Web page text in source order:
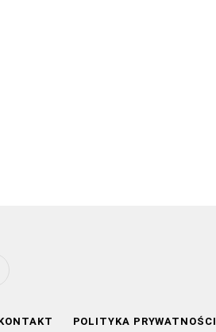
POLITYKA PRYWATNOŚCI